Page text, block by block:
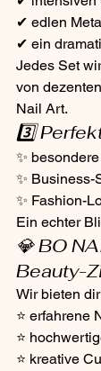
✔ edlen
✔ ein
Jedes Set
von
Nail Art.
3️⃣
✨
✨ Business-
✨ Fashion-
Ein echter
💎 BO
Beauty-
Wir bieten
⭐ erfahrene
⭐
⭐ kreative